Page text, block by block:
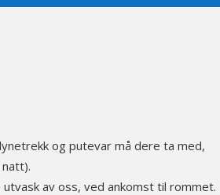
og putevar må dere ta med,
av oss, ved ankomst til rommet.